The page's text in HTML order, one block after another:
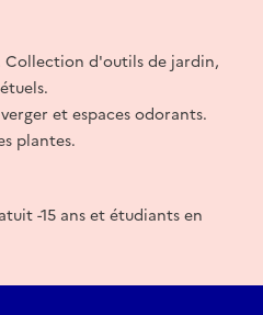
d'outils de jardin,
et espaces odorants.
plantes.
-15 ans et étudiants en